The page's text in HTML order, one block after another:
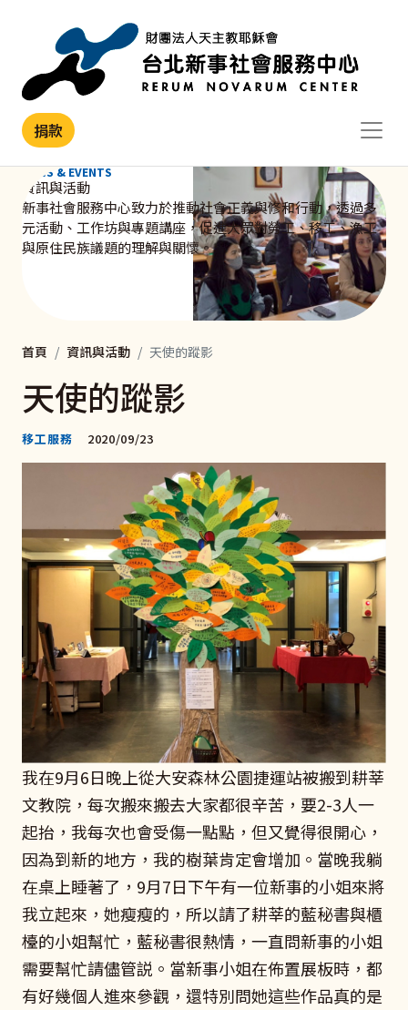
捐款
NEWS & EVENTS
資訊與活動
新事社會服務中心致力於推動社會正義與修和行動，透過多
元活動、工作坊與專題講座，促進大眾對勞工、移工、漁工
與原住民族議題的理解與關懷。
首頁 資訊與活動 天使的蹤影
天使的蹤影
移工服務 2020/09/23
我在9月6日晚上從大安森林公園捷運站被搬到耕莘
文教院，每次搬來搬去大家都很辛苦，要2-3人一
起抬，我每次也會受傷一點點，但又覺得很開心，
因為到新的地方，我的樹葉肯定會增加。當晚我躺
在桌上睡著了，9月7日下午有一位新事的小姐來將
我立起來，她瘦瘦的，所以請了耕莘的藍秘書與櫃
檯的小姐幫忙，藍秘書很熱情，一直問新事的小姐
需要幫忙請儘管説。當新事小姐在佈置展板時，都
有好幾個人進來參觀，還特別問她這些作品真的是